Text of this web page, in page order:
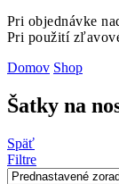
Pri objednávke
Pri použití
Domov Shop
Šatky na
Späť
Filtre